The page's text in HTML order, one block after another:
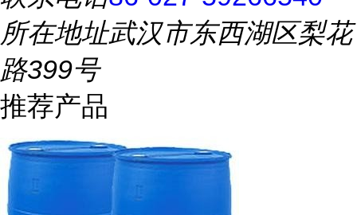
所在地址武汉市东西湖区梨花
路399号
推荐产品